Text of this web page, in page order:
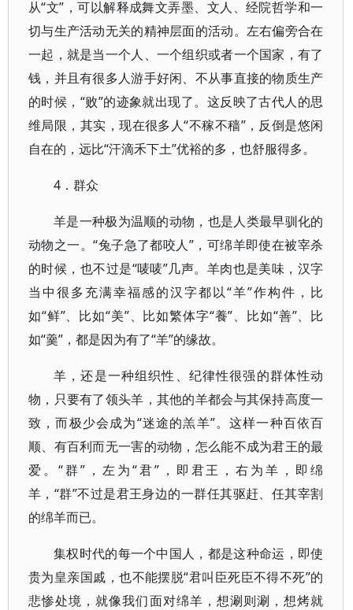
从“文”，可以解释成舞文弄墨、文人、经院哲学和一
切与生产活动无关的精神层面的活动。左右偏旁合在
一起，就是当一个人、一个组织或者一个国家，有了
钱，并且有很多人游手好闲、不从事直接的物质生产
的时候，“败”的迹象就出现了。这反映了古代人的思
维局限，其实，现在很多人“不稼不穑”，反倒是悠闲
自在的，远比“汗滴禾下土”优裕的多，也舒服得多。
4．群众
羊是一种极为温顺的动物，也是人类最早驯化的
动物之一。“兔子急了都咬人”，可绵羊即使在被宰杀
的时候，也不过是“唛唛”几声。羊肉也是美味，汉字
当中很多充满幸福感的汉字都以“羊”作构件，比
如“鲜”、比如“美”、比如繁体字“養”、比如“善”、比
如“羹”，都是因为有了“羊”的缘故。
羊，还是一种组织性、纪律性很强的群体性动
物，只要有了领头羊，其他的羊都会与其保持高度一
致，而极少会成为“迷途的羔羊”。这样一种百依百
顺、有百利而无一害的动物，怎么能不成为君王的最
爱。“群”，左为“君”，即君王，右为羊，即绵
羊，“群”不过是君王身边的一群任其驱赶、任其宰割
的绵羊而已。
集权时代的每一个中国人，都是这种命运，即使
贵为皇亲国戚，也不能摆脱“君叫臣死臣不得不死”的
悲惨处境，就像我们面对绵羊，想涮则涮，想烤就